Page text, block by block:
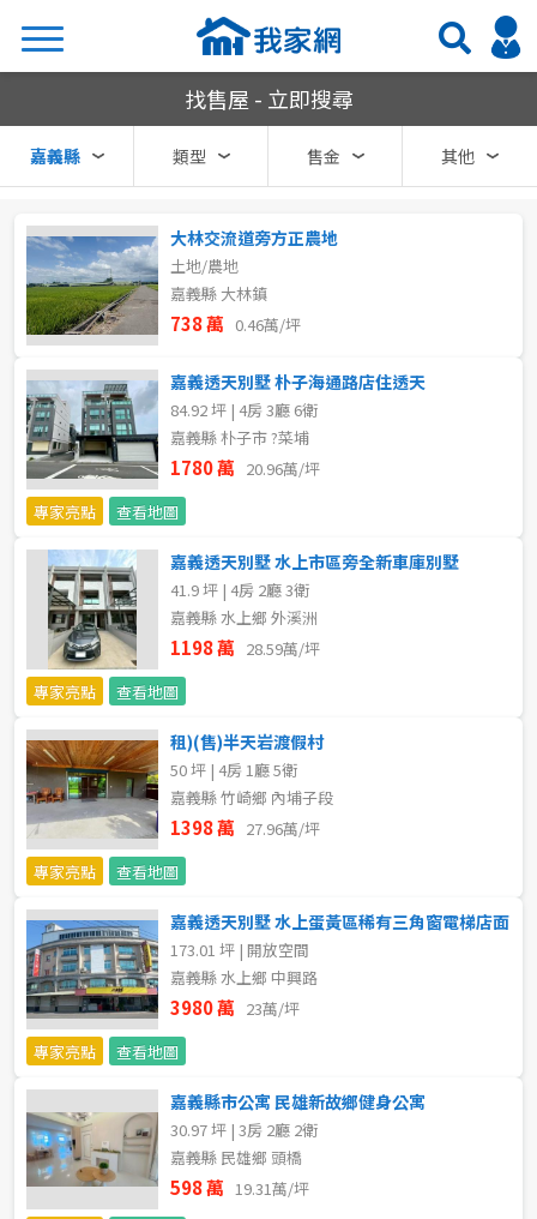
熱門關鍵字
縣市
不限
台北市
基隆市
新北市
宜蘭縣
桃園市
新竹縣
苗栗縣
台中市
彰化縣
南投縣
雲林縣
嘉義市
嘉義縣
台南市
不限
竹崎鄉
朴子市
新港鄉
類型(可複選)
不拘
別墅 透天厝
農舍 辦公 店面
廠辦
坪數
不拘
40~50 坪
嘉義縣買房找售屋 - 立即搜尋
嘉義縣 類型 售金 其他
大林交流道旁方正農地
土地/農地
嘉義縣 大林鎮
738 萬 0.46萬/坪
嘉義透天別墅 朴子海通路店住透天
84.92 坪 | 4房 3廳 6衛
嘉義縣 朴子市 ?菜埔
1780 萬 20.96萬/坪
專家亮點
查看地圖
嘉義透天別墅 水上市區旁全新車庫別墅
41.9 坪 | 4房 2廳 3衛
嘉義縣 水上鄉 外溪洲
1198 萬 28.59萬/坪
專家亮點
查看地圖
租)(售)半天岩渡假村
50 坪 | 4房 1廳 5衛
嘉義縣 竹崎鄉 內埔子段
1398 萬 27.96萬/坪
專家亮點
查看地圖
嘉義透天別墅 水上蛋黃區稀有三角窗電梯店面
173.01 坪 | 開放空間
嘉義縣 水上鄉 中興路
3980 萬 23萬/坪
專家亮點
查看地圖
嘉義縣市公寓 民雄新故鄉健身公寓
30.97 坪 | 3房 2廳 2衛
嘉義縣 民雄鄉 頭橋
598 萬 19.31萬/坪